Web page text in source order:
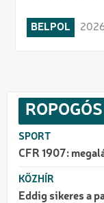
BELPOL
ROPOGÓS
SPORT
CFR 1907:
KÖZHÍR
Eddig sikeres a